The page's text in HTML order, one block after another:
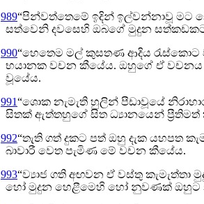
989“පින්වත්තෙමේ ඉදින් ඉල්වන්නාවූ මට
සත්වෙනි දවසෙහි ඔබගේ මුදුන
990“හෙතෙම මල් කුසතණ ආදිය රැස්කොට
භයානක වචන කීයේය. ඔහුගේ ඒ වචනය
වූයේය.
991“ශොක නැමැති හුලින් පීඩාවූයේ
සිතක් ඇත්තහුගේ සිත ධ්‍යානයෙන් ප්‍රීතිමත්
992“තැති ගත් දුකට පත් ඔහු දැක යහපත
බාවාරී වෙත පැමිණ මේ වචන කීයේය.
993“ව්‍යාජ ගති අඟවන ඒ වස්තු කැමැත්තා
හෝ මුදුන හෙළීමෙහි හෝ නුවණක් ඔහුට